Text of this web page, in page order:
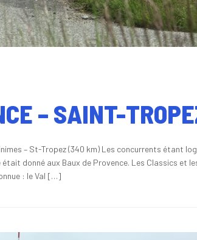
– SAINT-
– St-Tropez (340 km) Les concurrents étant
donné aux Baux de Provence. Les Classics et
: le Val […]